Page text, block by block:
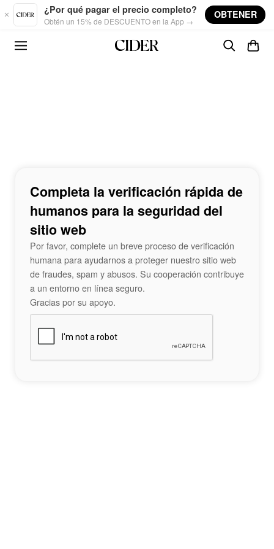
Skip to main content
¿Por qué pagar el precio completo?
Obtén un 15% de DESCUENTO en la App →
OBTENER
Completa la verificación rápida de
humanos para la seguridad del
sitio web
Por favor, complete un breve proceso de verificación
humana para ayudarnos a proteger nuestro sitio web
de fraudes, spam y abusos. Su cooperación contribuye
a un entorno en línea seguro.
Gracias por su apoyo.